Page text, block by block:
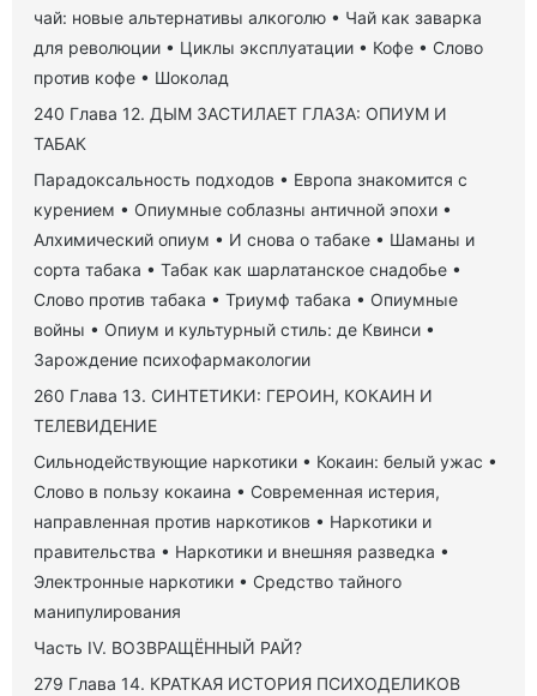
чай: новые альтернативы алкоголю • Чай как заварка
для революции • Циклы эксплуатации • Кофе • Слово
против кофе • Шоколад
240 Глава 12. ДЫМ ЗАСТИЛАЕТ ГЛАЗА: ОПИУМ И
ТАБАК
Парадоксальность подходов • Европа знакомится с
курением • Опиумные соблазны античной эпохи •
Алхимический опиум • И снова о табаке • Шаманы и
сорта табака • Табак как шарлатанское снадобье •
Слово против табака • Триумф табака • Опиумные
войны • Опиум и культурный стиль: де Квинси •
Зарождение психофармакологии
260 Глава 13. СИНТЕТИКИ: ГЕРОИН, КОКАИН И
ТЕЛЕВИДЕНИЕ
Сильнодействующие наркотики • Кокаин: белый ужас •
Слово в пользу кокаина • Современная истерия,
направленная против наркотиков • Наркотики и
правительства • Наркотики и внешняя разведка •
Электронные наркотики • Средство тайного
манипулирования
Часть IV. ВОЗВРАЩЁННЫЙ РАЙ?
279 Глава 14. КРАТКАЯ ИСТОРИЯ ПСИХОДЕЛИКОВ